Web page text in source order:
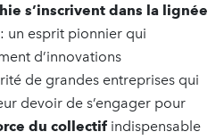
s’inscrivent dans la lignée
: un esprit pionnier qui
d’innovations
de grandes entreprises qui
devoir de s’engager pour
du collectif indispensable